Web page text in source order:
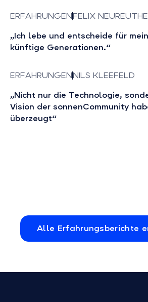
ERFAHRUNGENFELIX
„Ich lebe und entscheide für
künftige Generationen.“
ERFAHRUNGENNILS KLEEFELD
„Nicht nur die Technologie,
Vision der sonnenCommunity
überzeugt“
Alle Erfahrungsberichte